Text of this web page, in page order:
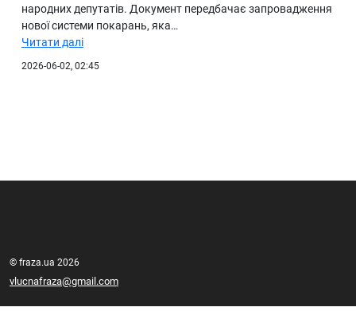
народних депутатів. Документ передбачає запровадження
нової системи покарань, яка…
Читати далі
2026-06-02, 02:45
© fraza.ua 2026
vlucnafraza@gmail.com